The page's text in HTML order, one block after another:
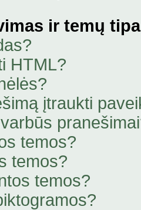
ir temų
HTML?
įtraukti
temos?
temos?
temos?